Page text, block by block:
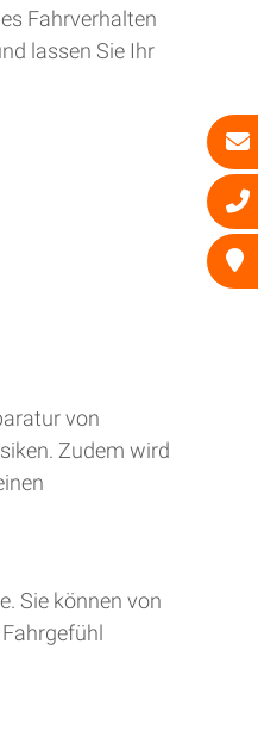
Fahrverhalten
lassen Sie Ihr
von
Zudem wird
Sie können von